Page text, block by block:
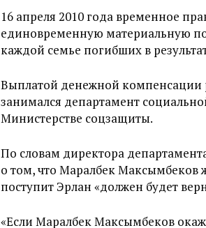
16 апреля 2010 года временное
единовременную материальную
каждой семье погибших в
Выплатой денежной компенсации
занимался департамент
Министерстве соцзащиты.
По словам директора
о том, что Маралбек Максымбеков
поступит Эрлан «должен будет
«Если Маралбек Максымбеков